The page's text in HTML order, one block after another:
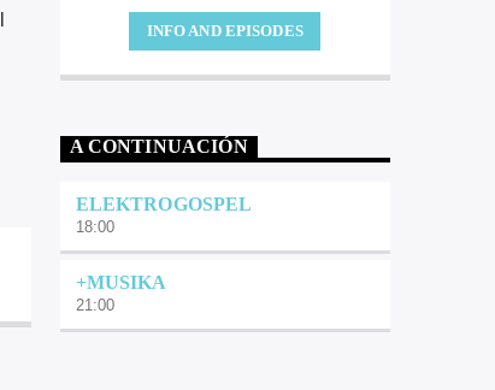
INFO AND EPISODES
A CONTINUACIÓN
ELEKTROGOSPEL
18:00
+MUSIKA
21:00